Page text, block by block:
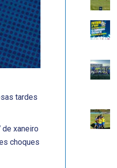
tardes
de xaneiro
choques